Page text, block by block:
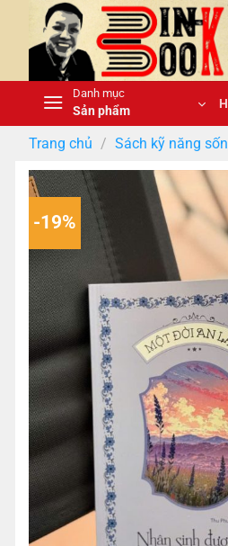
dung
Danh mục
Sản phẩm
Trang chủ / Sách kỹ năng
-19%